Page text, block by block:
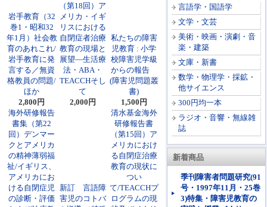
言語学・国語学
文学・文芸
美術・映画・演劇・音
楽・建築
文庫・新書
数学・物理学・採鉱・
他サイエンス
300円均一本
ラジオ・音響・無線雑
誌
新着商品
季刊障害者問題研究(91
号・1997年11月・25巻
3)特集・障害児教育の
岩手教育（32
巻1・昭和32
年1月）社会教
育のあれこれ/
岩手教育に発
言する／無資
格教員の問題/
ほか
2,800円
（第18回）ア
メリカ・イギ
リスにおける
自閉症者治療
教育の現場と
展望―生活療
法・ABA・
TEACCHそし
て
2,000円
私たちの障害
児教育 : 小学
校障害児学級
からの報告
(障害児問題叢
書)
1,500円
海外研修報告
書集（第22
回）デンマー
クとアメリカ
の精神薄弱福
祉/イギリス、
アメリカにお
ける自閉症児
の診断・評価
新訂 言語障
害児のコトバ
清水基金海外
研修報告書
（第15回）ア
メリカにおけ
る自閉症治療
教育の現状に
つい
て/TEACCHプ
ログラムの現